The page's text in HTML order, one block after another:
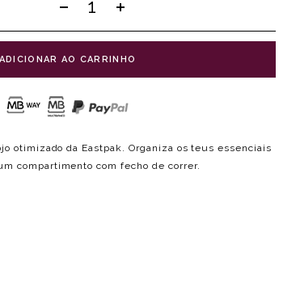
ADICIONAR AO CARRINHO
otimizado da Eastpak. Organiza os teus essenciais
compartimento com fecho de correr.